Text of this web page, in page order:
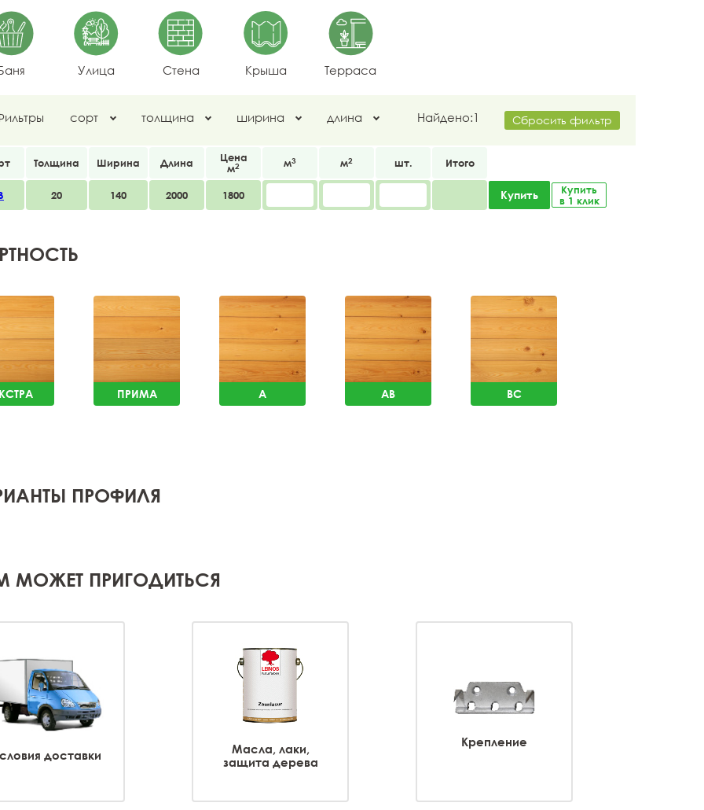
Улица Стена Крыша Терраса
сорт толщина ширина длина Найдено:1 Сбросить фильтр
Толщина Ширина Длина
Цена
м2 м3 м2 шт. Итого
20 140 2000 1800 Купить
Купить
в 1 клик
ПРИМА A AB BC
ПРОФИЛЯ
МОЖЕТ ПРИГОДИТЬСЯ
доставки
Масла, лаки,
защита дерева
Крепление